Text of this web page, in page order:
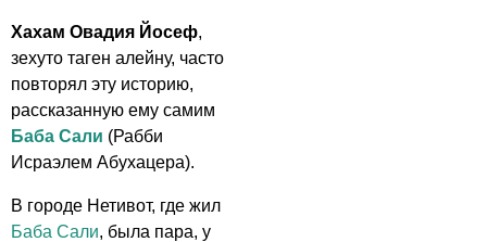
Хахам Овадия Йосеф,
зехуто таген алейну, часто
повторял эту историю,
рассказанную ему самим
Баба Сали (Рабби
Исраэлем Абухацера).
В городе Нетивот, где жил
Баба Сали, была пара, у